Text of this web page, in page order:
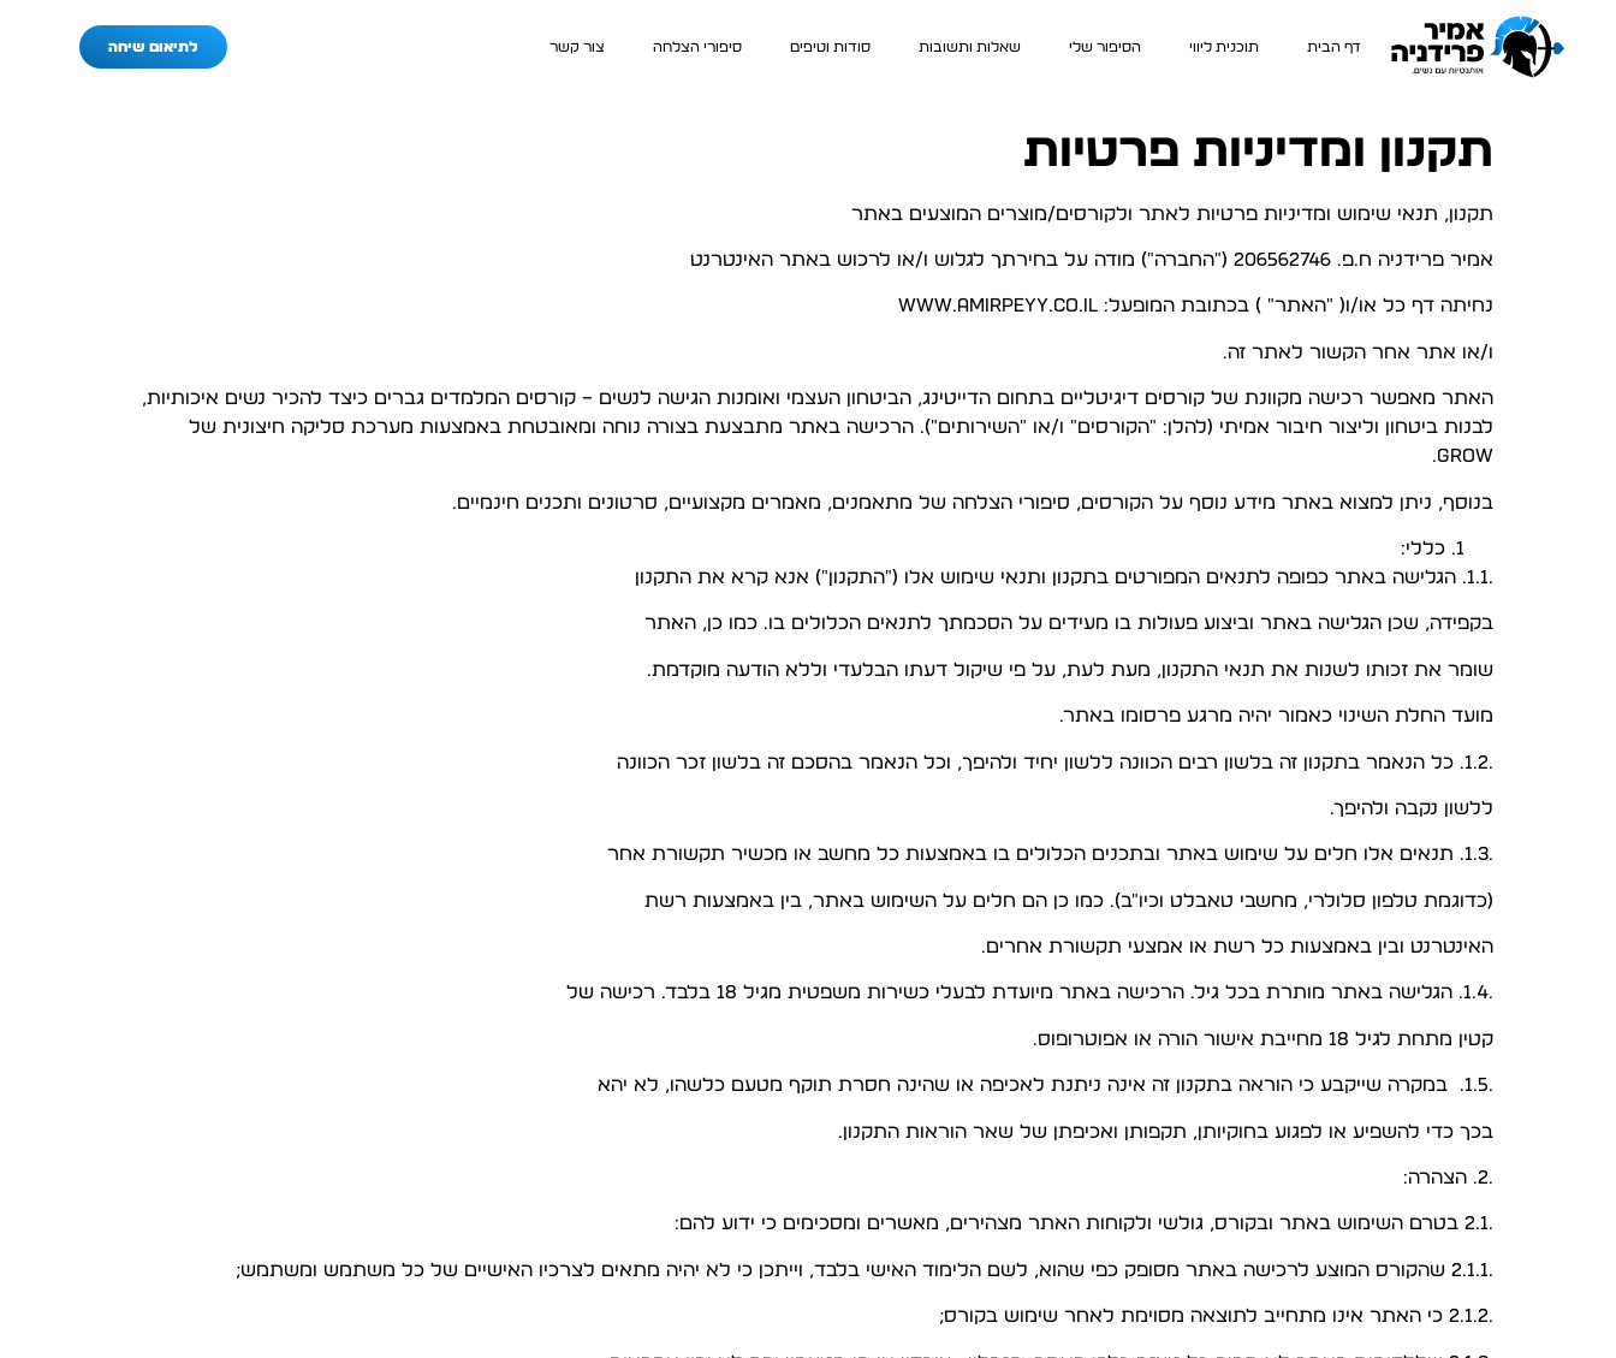
דף הבית תוכנית ליווי הסיפור שלי שאלות ותשובות סודות וטיפים סיפורי הצלחה צור קשר לתיאום שיחה
תקנון ומדיניות פרטיות
תקנון, תנאי שימוש ומדיניות פרטיות לאתר ולקורסים/מוצרים המוצעים באתר
אמיר פרידניה ח.פ. 206562746 ("החברה") מודה על בחירתך לגלוש ו/או לרכוש באתר האינטרנט
נחיתה דף כל או/ו( ״האתר״ ) בכתובת המופעל: www.amirpeyy.co.il
ו/או אתר אחר הקשור לאתר זה.
האתר מאפשר רכישה מקוונת של קורסים דיגיטליים בתחום הדייטינג, הביטחון העצמי ואומנות הגישה לנשים – קורסים המלמדים גברים כיצד להכיר נשים איכותיות,
לבנות ביטחון וליצור חיבור אמיתי (להלן: "הקורסים" ו/או "השירותים"). הרכישה באתר מתבצעת בצורה נוחה ומאובטחת באמצעות מערכת סליקה חיצונית של
Grow.
בנוסף, ניתן למצוא באתר מידע נוסף על הקורסים, סיפורי הצלחה של מתאמנים, מאמרים מקצועיים, סרטונים ותכנים חינמיים.
כללי:
.1.1. הגלישה באתר כפופה לתנאים המפורטים בתקנון ותנאי שימוש אלו (״התקנון״) אנא קרא את התקנון
בקפידה, שכן הגלישה באתר וביצוע פעולות בו מעידים על הסכמתך לתנאים הכלולים בו. כמו כן, האתר
שומר את זכותו לשנות את תנאי התקנון, מעת לעת, על פי שיקול דעתו הבלעדי וללא הודעה מוקדמת.
מועד החלת השינוי כאמור יהיה מרגע פרסומו באתר.
.1.2. כל הנאמר בתקנון זה בלשון רבים הכוונה ללשון יחיד ולהיפך, וכל הנאמר בהסכם זה בלשון זכר הכוונה
ללשון נקבה ולהיפך.
.1.3. תנאים אלו חלים על שימוש באתר ובתכנים הכלולים בו באמצעות כל מחשב או מכשיר תקשורת אחר
(כדוגמת טלפון סלולרי, מחשבי טאבלט וכיו"ב). כמו כן הם חלים על השימוש באתר, בין באמצעות רשת
האינטרנט ובין באמצעות כל רשת או אמצעי תקשורת אחרים.
.1.4. הגלישה באתר מותרת בכל גיל. הרכישה באתר מיועדת לבעלי כשירות משפטית מגיל 18 בלבד. רכישה של
קטין מתחת לגיל 18 מחייבת אישור הורה או אפוטרופוס.
.1.5. במקרה שייקבע כי הוראה בתקנון זה אינה ניתנת לאכיפה או שהינה חסרת תוקף מטעם כלשהו, לא יהא
בכך כדי להשפיע או לפגוע בחוקיותן, תקפותן ואכיפתן של שאר הוראות התקנון.
.2. הצהרה:
.2.1 בטרם השימוש באתר ובקורס, גולשי ולקוחות האתר מצהירים, מאשרים ומסכימים כי ידוע להם:
.2.1.1 שהקורס המוצע לרכישה באתר מסופק כפי שהוא, לשם הלימוד האישי בלבד, וייתכן כי לא יהיה מתאים לצרכיו האישיים של כל משתמש ומשתמש;
.2.1.2 כי האתר אינו מתחייב לתוצאה מסוימת לאחר שימוש בקורס;